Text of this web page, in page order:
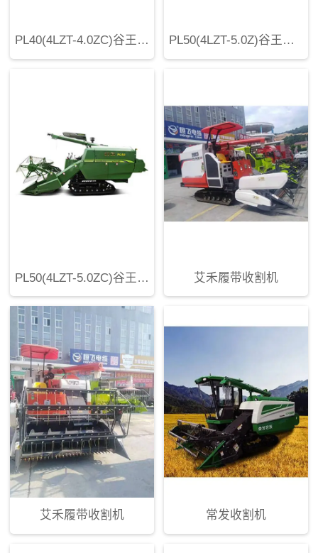
PL40(4LZT-4.0ZC)谷王水稻收割机 PL50(4LZT-5.0Z)谷王水稻收割机
PL50(4LZT-5.0ZC)谷王水稻收割机 艾禾履带收割机
艾禾履带收割机 常发收割机